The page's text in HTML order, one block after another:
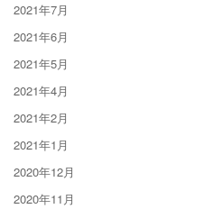
2021年7月
2021年6月
2021年5月
2021年4月
2021年2月
2021年1月
2020年12月
2020年11月